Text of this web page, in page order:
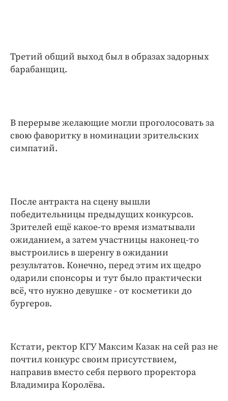
Третий общий выход был в образах задорных
барабанщиц.
В перерыве желающие могли проголосовать за
свою фаворитку в номинации зрительских
симпатий.
После антракта на сцену вышли
победительницы предыдущих конкурсов.
Зрителей ещё какое-то время изматывали
ожиданием, а затем участницы наконец-то
выстроились в шеренгу в ожидании
результатов. Конечно, перед этим их щедро
одарили спонсоры и тут было практически
всё, что нужно девушке - от косметики до
бургеров.
Кстати, ректор КГУ Максим Казак на сей раз не
почтил конкурс своим присутствием,
направив вместо себя первого проректора
Владимира Королёва.